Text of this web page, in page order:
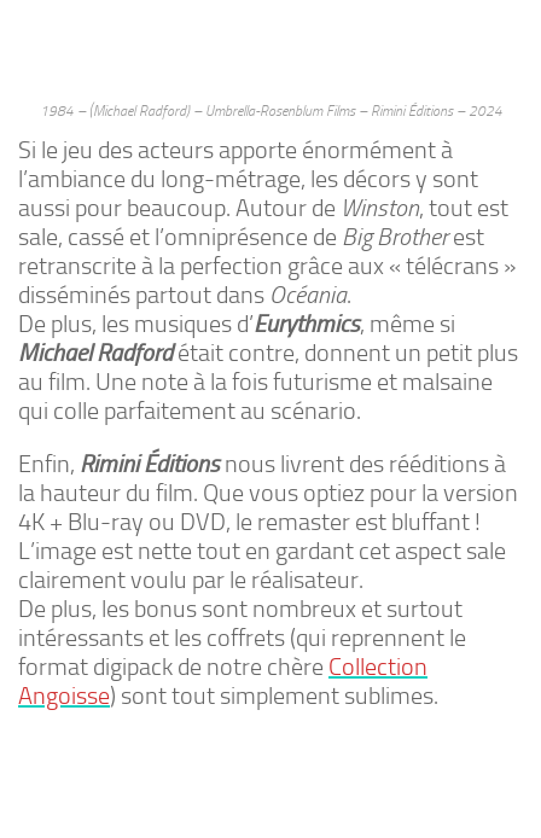
1984 – (Michael Radford) – Umbrella-Rosenblum Films – Rimini Éditions – 2024
Si le jeu des acteurs apporte énormément à
l’ambiance du long-métrage, les décors y sont
aussi pour beaucoup. Autour de Winston, tout est
sale, cassé et l’omniprésence de Big Brotherest
retranscrite à la perfection grâce aux « télécrans »
disséminés partout dans Océania.
De plus, les musiques d’Eurythmics, même si
Michael Radfordétait contre, donnent un petit plus
au film. Une note à la fois futurisme et malsaine
qui colle parfaitement au scénario.
Enfin, Rimini Éditionsnous livrent des rééditions à
la hauteur du film. Que vous optiez pour la version
4K + Blu-ray ou DVD, le remaster est bluffant !
L’image est nette tout en gardant cet aspect sale
clairement voulu par le réalisateur.
De plus, les bonus sont nombreux et surtout
intéressants et les coffrets (qui reprennent le
format digipack de notre chère Collection
Angoisse) sont tout simplement sublimes.